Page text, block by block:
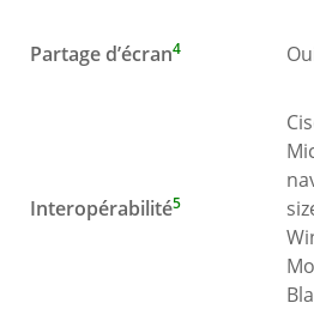
Partage d’écran4
Interopérabilité5